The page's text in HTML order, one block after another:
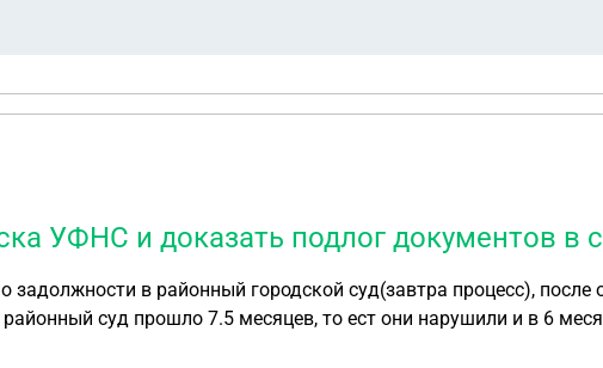
УФНС и доказать подлог документов в
в районный городской суд(завтра процесс), после
суд прошло 7.5 месяцев, то ест они нарушили и в 6
пропуском и то что они пополняют бюджет! Также они не